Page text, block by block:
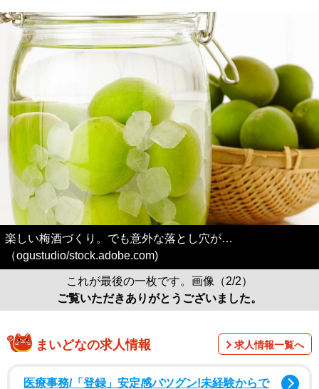
楽しい梅酒づくり。でも意外な落とし穴が…
（ogustudio/stock.adobe.com)
これが最後の一枚です。画像（2/2）
ご覧いただきありがとうございました。
まいどなの求人情報 求人情報一覧へ
医療事務/「登録」安定感バツグン!未経験からで